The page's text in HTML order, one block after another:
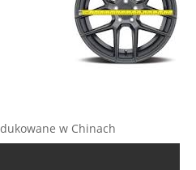
w Chinach